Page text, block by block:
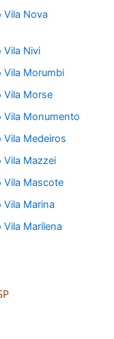
Nova
Nivi
Morumbi
Vila Morse
Monumento
Medeiros
Mazzei
Vila Mascote
Marina
Marilena